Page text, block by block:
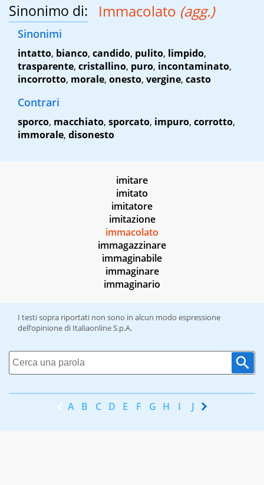
Sinonimo di: Immacolato (agg.)
Sinonimi
intatto, bianco, candido, pulito, limpido,
trasparente, cristallino, puro, incontaminato,
incorrotto, morale, onesto, vergine, casto
Contrari
sporco, macchiato, sporcato, impuro, corrotto,
immorale, disonesto
imitare
imitato
imitatore
imitazione
immacolato
immagazzinare
immaginabile
immaginare
immaginario
I testi sopra riportati non sono in alcun modo espressione
dell’opinione di Italiaonline S.p.A.
A B C D E F G H I J K